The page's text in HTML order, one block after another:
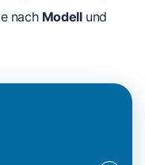
nach Modellund